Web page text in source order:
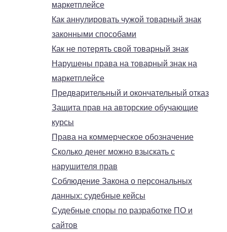
маркетплейсе
Как аннулировать чужой товарный знак
законными способами
Как не потерять свой товарный знак
Нарушены права на товарный знак на
маркетплейсе
Предварительный и окончательный отказ
Защита прав на авторские обучающие
курсы
Права на коммерческое обозначение
Сколько денег можно взыскать с
нарушителя прав
Соблюдение Закона о персональных
данных: судебные кейсы
Судебные споры по разработке ПО и
сайтов